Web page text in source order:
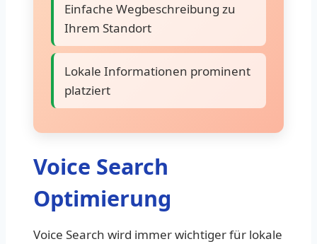
Einfache Wegbeschreibung zu
Ihrem Standort
Lokale Informationen prominent
platziert
Voice Search
Optimierung
Voice Search wird immer wichtiger für lokale